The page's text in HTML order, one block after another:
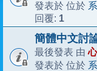
發表於 位於
回覆: 1
簡體中文討
最後發表 由
發表於 位於